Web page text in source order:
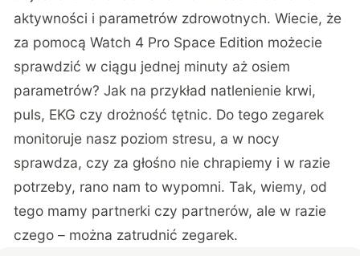
aktywności i parametrów zdrowotnych. Wiecie, że
za pomocą Watch 4 Pro Space Edition możecie
sprawdzić w ciągu jednej minuty aż osiem
parametrów? Jak na przykład natlenienie krwi,
puls, EKG czy drożność tętnic. Do tego zegarek
monitoruje nasz poziom stresu, a w nocy
sprawdza, czy za głośno nie chrapiemy i w razie
potrzeby, rano nam to wypomni. Tak, wiemy, od
tego mamy partnerki czy partnerów, ale w razie
czego – można zatrudnić zegarek.